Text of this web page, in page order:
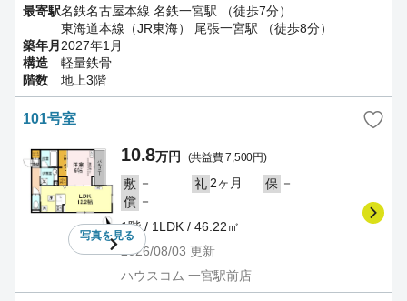
最寄駅名鉄名古屋本線 名鉄一宮駅 （徒歩7分）
東海道本線（JR東海） 尾張一宮駅 （徒歩8分）
築年月 2027年1月
構造
軽量鉄骨
階数
地上3階
101号室
写真を見る
10.8万円 (共益費 7,500円)
敷 － 礼 2ヶ月 保 －
償 －
1階 / 1LDK / 46.22㎡
2026/08/03 更新
ハウスコム 一宮駅前店